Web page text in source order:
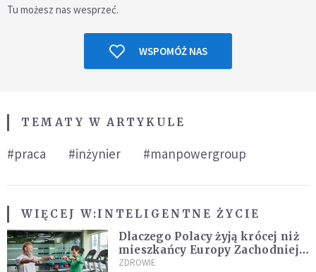
Tu możesz nas wesprzeć.
WSPOMÓŻ NAS
TEMATY W ARTYKULE
#praca #inżynier #manpowergroup
WIĘCEJ W:INTELIGENTNE ŻYCIE
Dlaczego Polacy żyją krócej niż
mieszkańcy Europy Zachodniej?
Ekspertka wskazuje główne
ZDROWIE